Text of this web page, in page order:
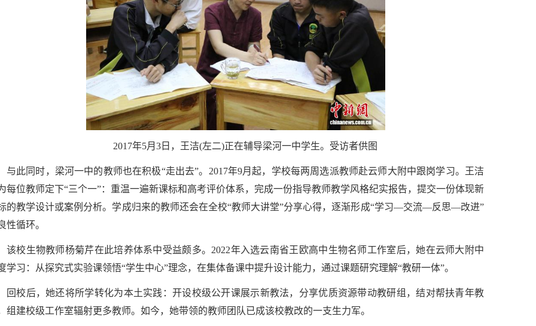
2017年5月3日，王洁(左二)正在辅导梁河一中学生。受访者供图
与此同时，梁河一中的教师也在积极“走出去”。2017年9月起，学校每两周选派教师赴云师大附中跟岗学习。王洁
每位教师定下“三个一”：重温一遍新课标和高考评价体系，完成一份指导教师教学风格纪实报告，提交一份体现新
的教学设计或案例分析。学成归来的教师还会在全校“教师大讲堂”分享心得，逐渐形成“学习—交流—反思—改进”
性循环。
该校生物教师杨菊芹在此培养体系中受益颇多。2022年入选云南省王欧高中生物名师工作室后，她在云师大附中
学习：从探究式实验课领悟“学生中心”理念，在集体备课中提升设计能力，通过课题研究理解“教研一体”。
回校后，她还将所学转化为本土实践：开设校级公开课展示新教法，分享优质资源带动教研组，结对帮扶青年教
组建校级工作室辐射更多教师。如今，她带领的教师团队已成该校教改的一支生力军。